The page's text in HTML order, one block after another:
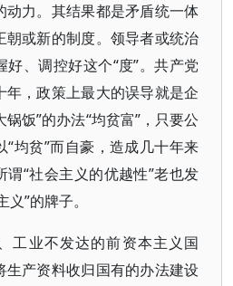
动力。其结果都是矛盾统一体
朝或新的制度。领导者或统治
、调控好这个“度”。共产党
年，政策上最大的误导就是企
锅饭”的办法“均贫富”，只要公
均贫”而自豪，造成几十年来
“社会主义的优越性”老也发
”的牌子。
工业不发达的前资本主义国
生产资料收归国有的办法建设